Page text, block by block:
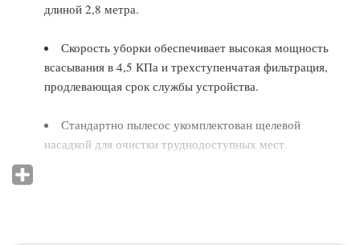
длиной 2,8 метра.
Скорость уборки обеспечивает высокая мощность
всасывания в 4,5 КПа и трехступенчатая фильтрация,
продлевающая срок службы устройства.
Стандартно пылесос укомплектован щелевой
насадкой для очистки труднодоступных мест.